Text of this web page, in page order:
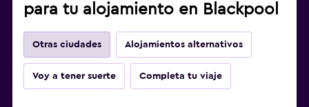
para tu alojamiento en Blackpool
Otras ciudades Alojamientos alternativos
Voy a tener suerte Completa tu viaje